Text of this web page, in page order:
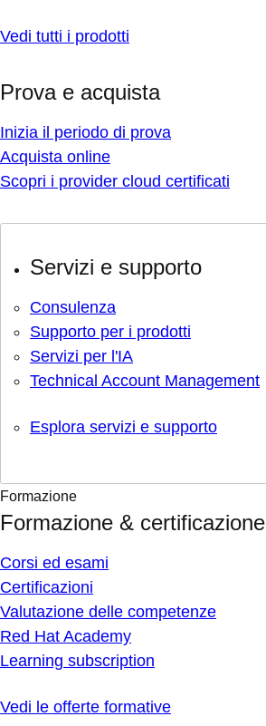
Vedi tutti i prodotti
Prova e acquista
Inizia il periodo di prova
Acquista online
Scopri i provider cloud certificati
Servizi e supporto
Consulenza
Supporto per i prodotti
Servizi per l'IA
Technical Account Management
Esplora servizi e supporto
Formazione
Formazione & certificazione
Corsi ed esami
Certificazioni
Valutazione delle competenze
Red Hat Academy
Learning subscription
Vedi le offerte formative